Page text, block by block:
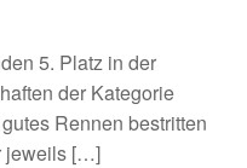
5. Platz in der
der Kategorie
Rennen bestritten
jeweils […]